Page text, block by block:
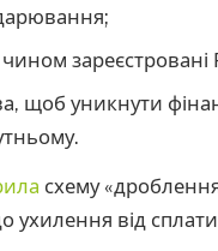
щоб уникнути
схему
ухилення від